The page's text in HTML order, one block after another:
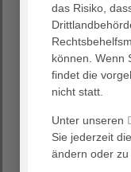
das Risiko,
können. Wenn
findet die
nicht statt.
Unter unseren
Sie jederzeit
ändern oder zu